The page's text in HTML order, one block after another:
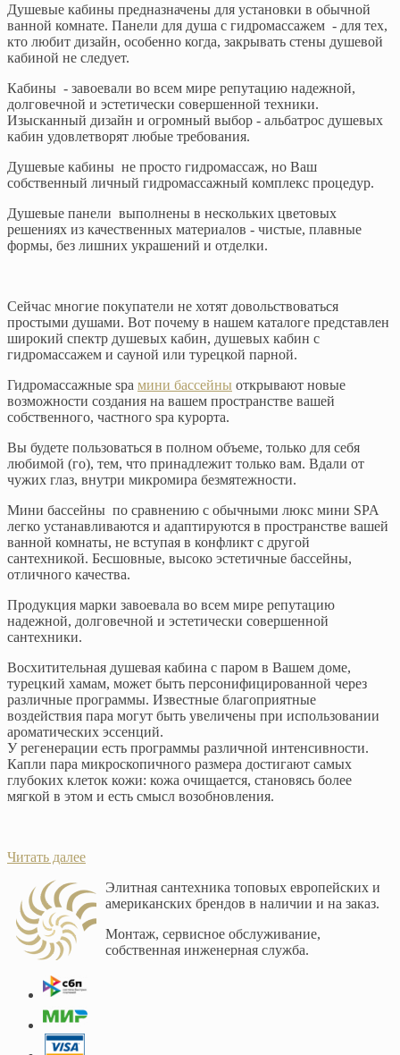
Душевые кабины предназначены для установки в обычной
ванной комнате. Панели для душа с гидромассажем - для тех,
кто любит дизайн, особенно когда, закрывать стены душевой
кабиной не следует.
Кабины - завоевали во всем мире репутацию надежной,
долговечной и эстетически совершенной техники.
Изысканный дизайн и огромный выбор - альбатрос душевых
кабин удовлетворят любые требования.
Душевые кабины не просто гидромассаж, но Ваш
собственный личный гидромассажный комплекс процедур.
Душевые панели выполнены в нескольких цветовых
решениях из качественных материалов - чистые, плавные
формы, без лишних украшений и отделки.
Сейчас многие покупатели не хотят довольствоваться
простыми душами. Вот почему в нашем каталоге представлен
широкий спектр душевых кабин, душевых кабин с
гидромассажем и сауной или турецкой парной.
Гидромассажные spa мини бассейны открывают новые
возможности создания на вашем пространстве вашей
собственного, частного spa курорта.
Вы будете пользоваться в полном объеме, только для себя
любимой (го), тем, что принадлежит только вам. Вдали от
чужих глаз, внутри микромира безмятежности.
Мини бассейны по сравнению с обычными люкс мини SPA
легко устанавливаются и адаптируются в пространстве вашей
ванной комнаты, не вступая в конфликт с другой
сантехникой. Бесшовные, высоко эстетичные бассейны,
отличного качества.
Продукция марки завоевала во всем мире репутацию
надежной, долговечной и эстетически совершенной
сантехники.
Восхитительная душевая кабина с паром в Вашем доме,
турецкий хамам, может быть персонифицированной через
различные программы. Известные благоприятные
воздействия пара могут быть увеличены при использовании
ароматических эссенций.
У регенерации есть программы различной интенсивности.
Капли пара микроскопичного размера достигают самых
глубоких клеток кожи: кожа очищается, становясь более
мягкой в этом и есть смысл возобновления.
Читать далее
Элитная сантехника топовых европейских и
американских брендов в наличии и на заказ.
Монтаж, сервисное обслуживание,
собственная инженерная служба.